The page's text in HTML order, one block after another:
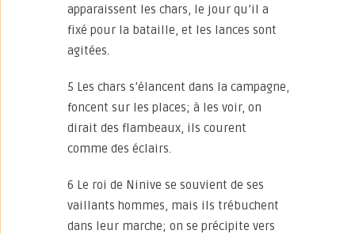
apparaissent les chars, le jour qu’il a
fixé pour la bataille, et les lances sont
agitées.
5 Les chars s’élancent dans la campagne,
foncent sur les places; à les voir, on
dirait des flambeaux, ils courent
comme des éclairs.
6 Le roi de Ninive se souvient de ses
vaillants hommes, mais ils trébuchent
dans leur marche; on se précipite vers